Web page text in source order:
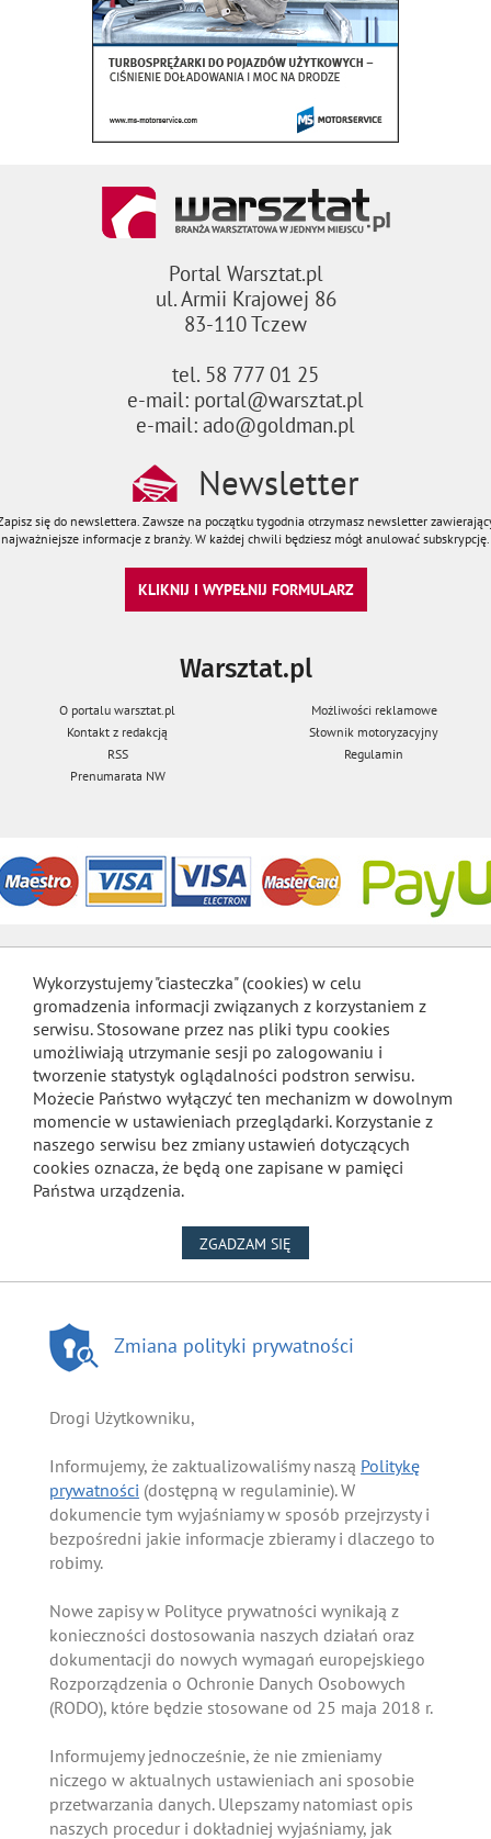
Portal Warsztat.pl
ul. Armii Krajowej 86
83-110 Tczew
tel. 58 777 01 25
e-mail: portal@warsztat.pl
e-mail: ado@goldman.pl
Newsletter
się do newslettera. Zawsze na początku tygodnia otrzymasz newsletter
najważniejsze informacje z branży. W każdej chwili będziesz mógł anulować subskrypcję.
KLIKNIJ I WYPEŁNIJ FORMULARZ
Warsztat.pl
O portalu warsztat.pl
Możliwości reklamowe
Kontakt z redakcją
Słownik motoryzacyjny
RSS
Regulamin
Prenumarata NW
Wykorzystujemy "ciasteczka" (cookies) w celu
gromadzenia informacji związanych z korzystaniem z
serwisu. Stosowane przez nas pliki typu cookies
umożliwiają utrzymanie sesji po zalogowaniu i
tworzenie statystyk oglądalności podstron serwisu.
Możecie Państwo wyłączyć ten mechanizm w dowolnym
momencie w ustawieniach przeglądarki. Korzystanie z
naszego serwisu bez zmiany ustawień dotyczących
cookies oznacza, że będą one zapisane w pamięci
Państwa urządzenia.
ZGADZAM SIĘ
Zmiana polityki prywatności
Drogi Użytkowniku,
Informujemy, że zaktualizowaliśmy naszą Politykę
prywatności (dostępną w regulaminie). W
dokumencie tym wyjaśniamy w sposób przejrzysty i
bezpośredni jakie informacje zbieramy i dlaczego to
robimy.
Nowe zapisy w Polityce prywatności wynikają z
konieczności dostosowania naszych działań oraz
dokumentacji do nowych wymagań europejskiego
Rozporządzenia o Ochronie Danych Osobowych
(RODO), które będzie stosowane od 25 maja 2018 r.
Informujemy jednocześnie, że nie zmieniamy
niczego w aktualnych ustawieniach ani sposobie
przetwarzania danych. Ulepszamy natomiast opis
naszych procedur i dokładniej wyjaśniamy, jak